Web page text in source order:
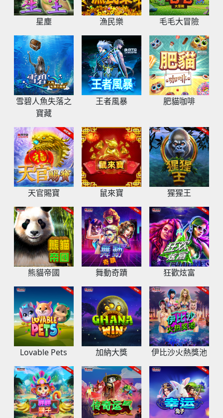
星塵 漁民樂 毛毛大冒險
雪碧人魚失落之
寶藏
王者風暴 肥貓咖啡
天官賜寶 鼠來寶 猩猩王
熊貓帝國 舞動奇蹟 狂歡炫富
Lovable Pets 加納大獎 伊比沙火熱獎池